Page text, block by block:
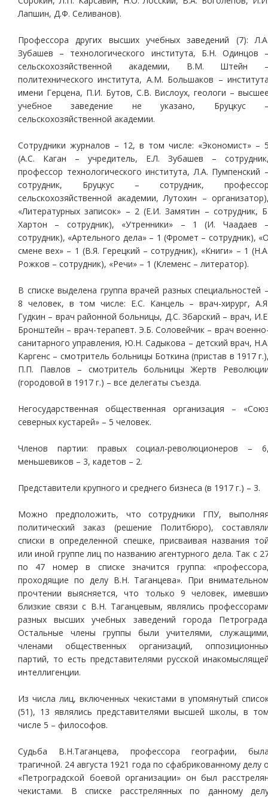
Лапшин, Д.Ф. Селиванов).
Профессора других высших учебных заведений (7):
Зубашев – технологического института, Б.Н. Одинцов
сельскохозяйственной академии, В.М. Штейн
политехнического института, А.М. Большаков –
имени Герцена, П.И. Бутов, С.В. Вислоух, геологи –
учебное заведение не указано, Бруцкус
сельскохозяйственной академии.
Сотрудники журналов – 12, в том числе: «Экономист» –
(А.С. Каган – учредитель, Е.Л. Зубашев –
профессор технологического института, Л.А. Пумпенский
сотрудник, Бруцкус – сотрудник,
сельскохозяйственной академии, Лутохин –
«Литературных записок» – 2 (Е.И. Замятин – сотрудник,
Хартон – сотрудник), «Утренники» – 1 (И. Чаадаев
сотрудник), «Артельного дела» – 1 (Фромет – сотрудник),
смене вех» – 1 (В.Я. Герецкий – сотрудник), «Книги» – 1
Рожков – сотрудник), «Речи» – 1 (Клеменс – литератор).
В списке выделена группа врачей разных специальностей
8 человек, в том числе: Е.С. Канцель – врач-хирург,
Гудкин – врач районной больницы, Д.С. Збарский – врач,
Бронштейн – врач-терапевт. Э.Б. Соловейчик – врач
санитарного управления, Ю.Н. Садыкова – детский врач,
Каргенс – смотритель больницы Боткина (пристав в 1917
П.П. Павлов – смотритель больницы Жертв
(городовой в 1917 г.) – все делегаты съезда.
Негосударственная общественная организация –
северных кустарей» – 5 человек.
Членов партии: правых социал-революционеров –
меньшевиков – 3, кадетов – 2.
Представители крупного и среднего бизнеса (в 1917 г.) – 3.
Можно предположить, что сотрудники ГПУ,
политический заказ (решение Политбюро),
списки в определенной спешке, присваивая названия
или иной группе лиц по названию агентурного дела. Так с
по 47 номер в списке значится группа:
проходящие по делу В.Н. Таганцева». При
прочтении выясняется, что только 9 человек,
близкие связи с В.Н. Таганцевым, являлись
разных высших учебных заведений города
Остальные члены группы были учителями,
членами общественных организаций,
партий, то есть представителями русской
интеллигенции.
Из числа лиц, включенных чекистами в упомянутый
(51), 13 являлись представителями высшей школы, в
числе 5 – философов.
Судьба В.Н.Таганцева, профессора географии,
трагичной. 24 августа 1921 года по сфабрикованному делу
«Петроградской боевой организации» он был
чекистами. В списке расстрелянных по данному